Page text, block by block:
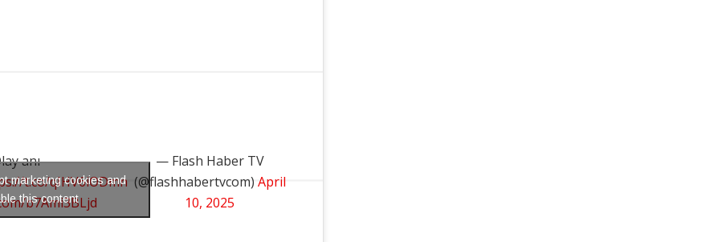
anı
t.co/qIHV6iODmn
b7Ami3BLjd
— Flash Haber TV
(@flashhabertvcom) April
10, 2025
marketing cookies and
this content